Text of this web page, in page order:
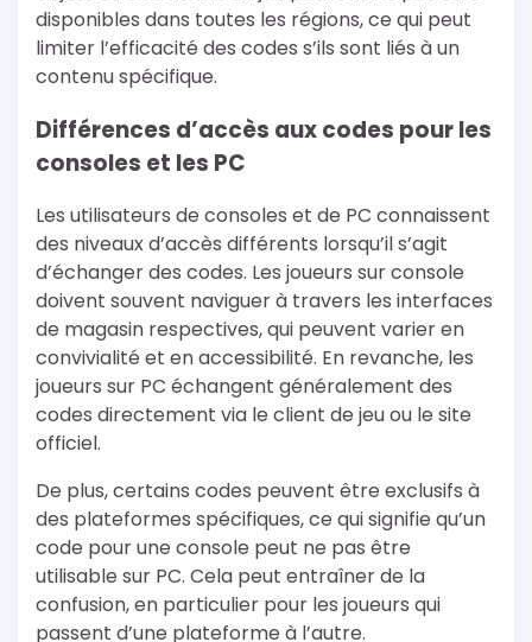
disponibles dans toutes les régions, ce qui peut
limiter l’efficacité des codes s’ils sont liés à un
contenu spécifique.
Différences d’accès aux codes pour les
consoles et les PC
Les utilisateurs de consoles et de PC connaissent
des niveaux d’accès différents lorsqu’il s’agit
d’échanger des codes. Les joueurs sur console
doivent souvent naviguer à travers les interfaces
de magasin respectives, qui peuvent varier en
convivialité et en accessibilité. En revanche, les
joueurs sur PC échangent généralement des
codes directement via le client de jeu ou le site
officiel.
De plus, certains codes peuvent être exclusifs à
des plateformes spécifiques, ce qui signifie qu’un
code pour une console peut ne pas être
utilisable sur PC. Cela peut entraîner de la
confusion, en particulier pour les joueurs qui
passent d’une plateforme à l’autre.